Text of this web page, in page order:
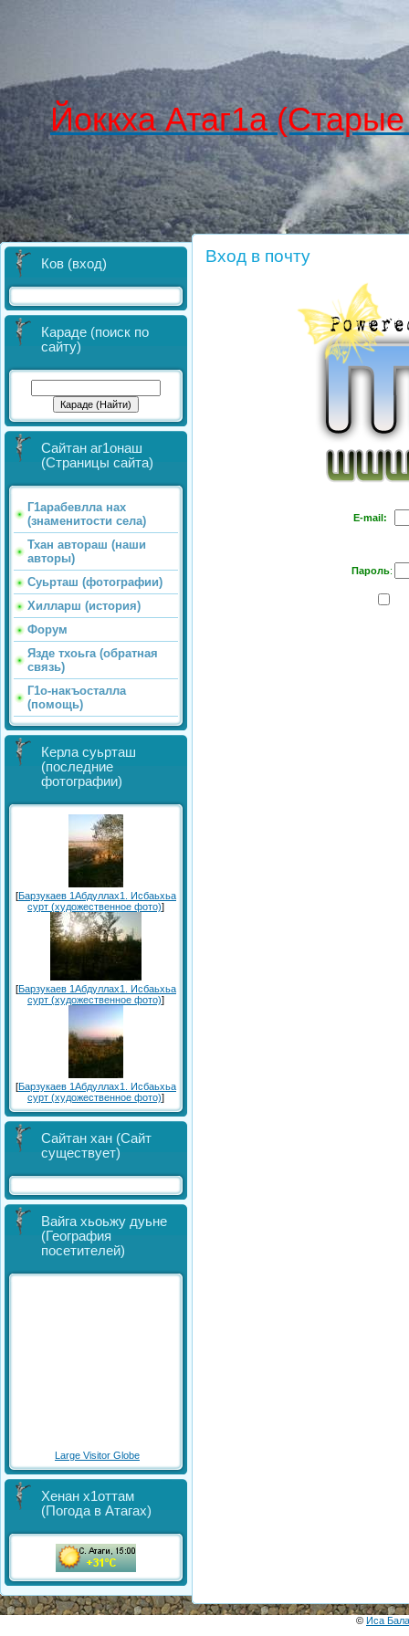
Йоккха Атаг1а
Ков (вход)
Караде (поиск по
сайту)
Сайтан аг1онаш
(Страницы сайта)
Г1арабевлла нах
(знаменитости села)
Тхан автораш (наши
авторы)
Суьрташ (фотографии)
Хилларш (история)
Форум
Язде тхоьга (обратная
связь)
Г1о-накъосталла
(помощь)
Керла суьрташ
(последние
фотографии)
[Барзукаев 1Абдуллах1. Исбаьхьа
сурт (художественное фото)]
[Барзукаев 1Абдуллах1. Исбаьхьа
сурт (художественное фото)]
[Барзукаев 1Абдуллах1. Исбаьхьа
сурт (художественное фото)]
Сайтан хан (Сайт
существует)
Вайга хьоьжу дуьне
(География
посетителей)
Large Visitor Globe
Хенан х1оттам
(Погода в Атагах)
Вход в почту
E-mail:
Пароль:
© Иса